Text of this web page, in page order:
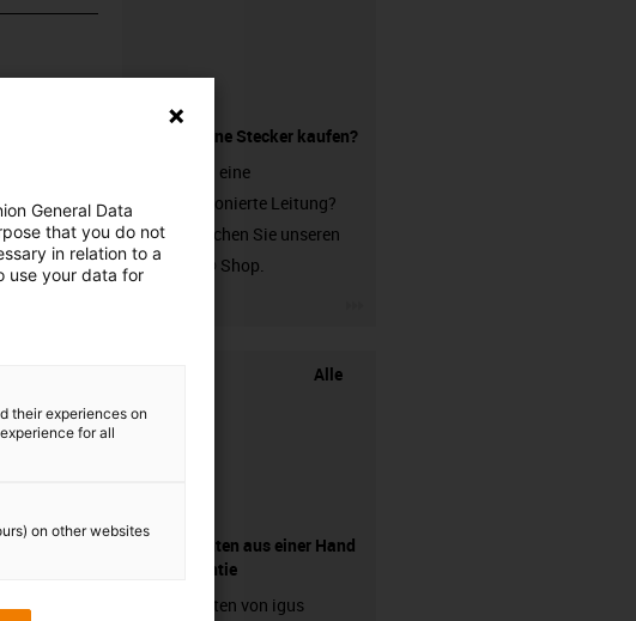
Leitung ohne Stecker kaufen?
Sie suchen eine
unkonfektionierte Leitung?
Dann besuchen Sie unseren
chainflex® Shop.
Alle
Komponenten aus einer Hand
- mit Garantie
Energieketten von igus
General Data
that you do not
in relation to a
use your data for
their experiences on
for all
on other websites